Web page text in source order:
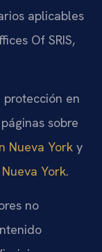
aplicables
Of SRIS,
en
sobre
Nueva York y
York.
no